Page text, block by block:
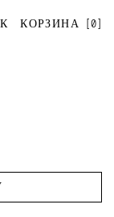
КОРЗИНА [0]